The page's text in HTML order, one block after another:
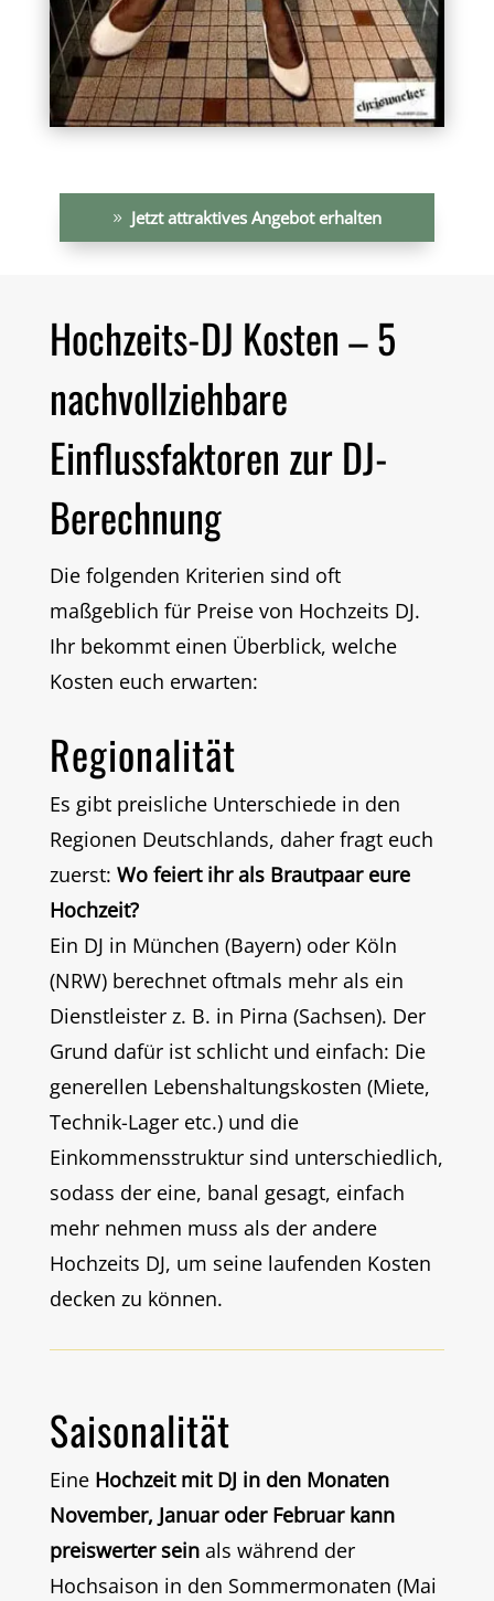
Jetzt attraktives Angebot erhalten
Hochzeits-DJ Kosten – 5
nachvollziehbare
Einflussfaktoren zur DJ-
Berechnung
Die folgenden Kriterien sind oft
maßgeblich für Preise von Hochzeits DJ.
Ihr bekommt einen Überblick, welche
Kosten euch erwarten:
Regionalität
Es gibt preisliche Unterschiede in den
Regionen Deutschlands, daher fragt euch
zuerst: Wo feiert ihr als Brautpaar eure
Hochzeit?
Ein DJ in München (Bayern) oder Köln
(NRW) berechnet oftmals mehr als ein
Dienstleister z. B. in Pirna (Sachsen). Der
Grund dafür ist schlicht und einfach: Die
generellen Lebenshaltungskosten (Miete,
Technik-Lager etc.) und die
Einkommensstruktur sind unterschiedlich,
sodass der eine, banal gesagt, einfach
mehr nehmen muss als der andere
Hochzeits DJ, um seine laufenden Kosten
decken zu können.
Saisonalität
Eine Hochzeit mit DJ in den Monaten
November, Januar oder Februar kann
preiswerter seinals während der
Hochsaison in den Sommermonaten (Mai